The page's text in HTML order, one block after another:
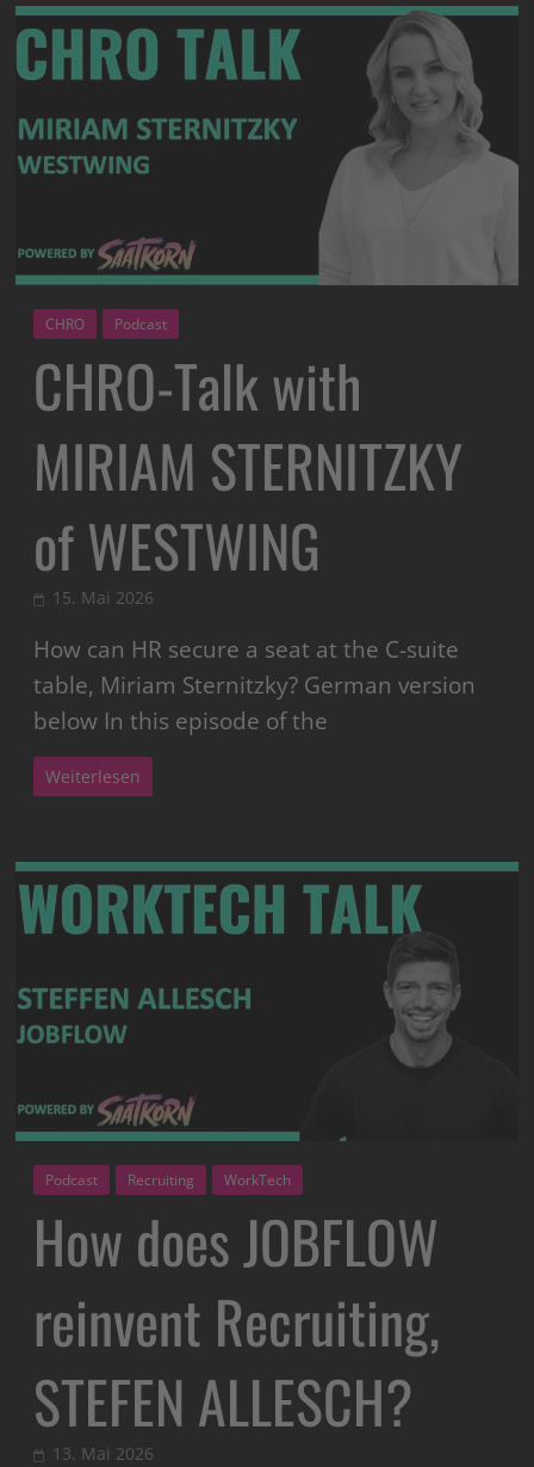
CHRO Podcast
CHRO-Talk with
MIRIAM STERNITZKY
of WESTWING
15. Mai 2026
How can HR secure a seat at the C-suite
table, Miriam Sternitzky? German version
below In this episode of the
Weiterlesen
Podcast Recruiting WorkTech
How does JOBFLOW
reinvent Recruiting,
STEFEN ALLESCH?
13. Mai 2026